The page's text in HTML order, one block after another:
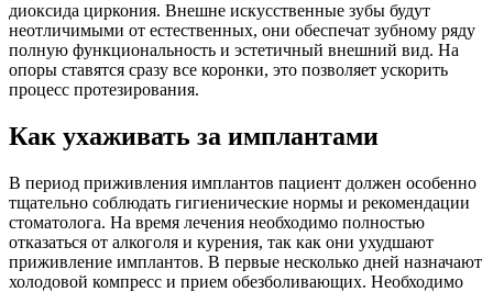
диоксида циркония. Внешне искусственные зубы будут
неотличимыми от естественных, они обеспечат зубному ряду
полную функциональность и эстетичный внешний вид. На
опоры ставятся сразу все коронки, это позволяет ускорить
процесс протезирования.
Как ухаживать за имплантами
В период приживления имплантов пациент должен особенно
тщательно соблюдать гигиенические нормы и рекомендации
стоматолога. На время лечения необходимо полностью
отказаться от алкоголя и курения, так как они ухудшают
приживление имплантов. В первые несколько дней назначают
холодовой компресс и прием обезболивающих. Необходимо